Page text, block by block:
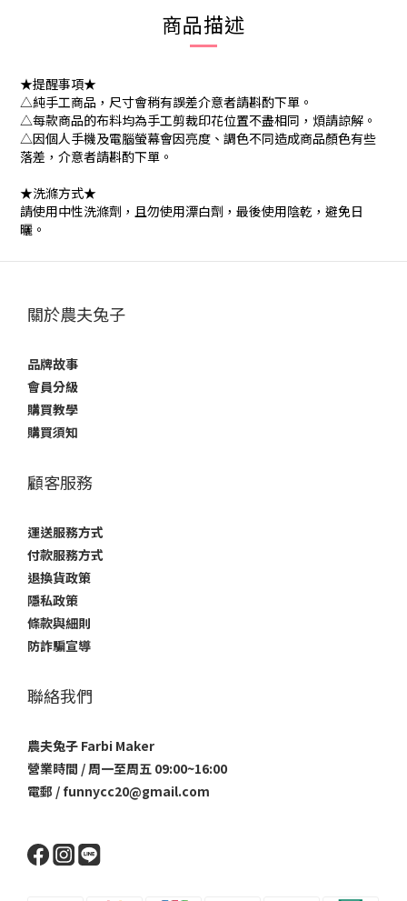
商品描述
★提醒事項★
△純手工商品，尺寸會稍有誤差介意者請斟酌下單。
△每款商品的布料均為手工剪裁印花位置不盡相同，煩請諒解。
△因個人手機及電腦螢幕會因亮度、調色不同造成商品顏色有些
落差，介意者請斟酌下單。
★洗滌方式★
請使用中性洗滌劑，且勿使用漂白劑，最後使用陰乾，避免日
曬。
關於農夫兔子
品牌故事
會員分級
購買教學
購買須知
顧客服務
運送服務方式
付款服務方式
退換貨政策
隱私政策
條款與細則
防詐騙宣導
聯絡我們
農夫兔子 Farbi Maker
營業時間 / 周一至周五 09:00~16:00
電郵 / funnycc20@gmail.com